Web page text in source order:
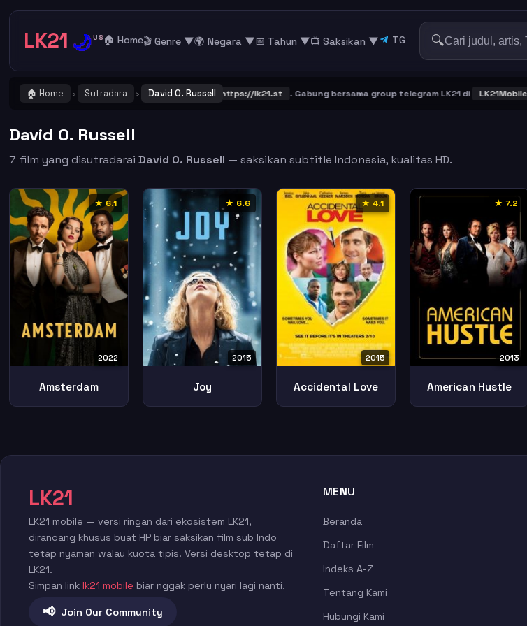
LK21 🌙US 🏠 Home🎬 Genre ▼🌍 Negara ▼📅 Tahun ▼📺 Saksikan ▼ TG 🔍
🏠 Home › Sutradara › David O. Russell
! Catat dan Bookmark alamat URL LK21 https://lk21.st . Gabung bersama group telegram LK21 di LK21Mobile .
David O. Russell
7 film yang disutradaraiDavid O. Russell — saksikan subtitle Indonesia, kualitas HD.
★ 6.1
2022
Amsterdam
★ 6.6
2015
Joy
★ 4.1
2015
Accidental Love
★ 7.2
2013
American Hustle
LK21
LK21 mobile — versi ringan dari ekosistem LK21,
dirancang khusus buat HP biar saksikan film sub Indo
tetap nyaman walau kuota tipis. Versi desktop tetap di
LK21.
Simpan link lk21 mobile biar nggak perlu nyari lagi nanti.
📢 Join Our Community
MENU
Beranda
Daftar Film
Indeks A-Z
Tentang Kami
Hubungi Kami